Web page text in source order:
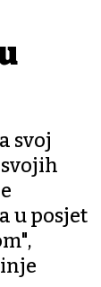
svoj
u posjet